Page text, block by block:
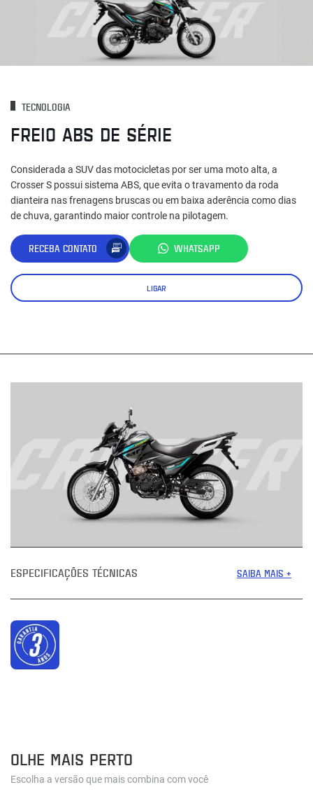
TECNOLOGIA
FREIO ABS DE SÉRIE
Considerada a SUV das motocicletas por ser uma moto alta, a
Crosser S possui sistema ABS, que evita o travamento da roda
dianteira nas frenagens bruscas ou em baixa aderência como dias
de chuva, garantindo maior controle na pilotagem.
RECEBA CONTATO WHATSAPP
LIGAR
ESPECIFICAÇÕES TÉCNICAS SAIBA MAIS +
OLHE MAIS PERTO
Escolha a versão que mais combina com você